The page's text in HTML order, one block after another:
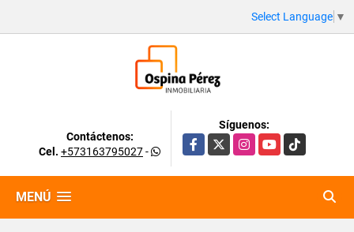
Select Language ▼
Contáctenos:
Cel. +573163795027-
Síguenos:
Facebook
X InstagramYouTubeTikTok
MENÚ